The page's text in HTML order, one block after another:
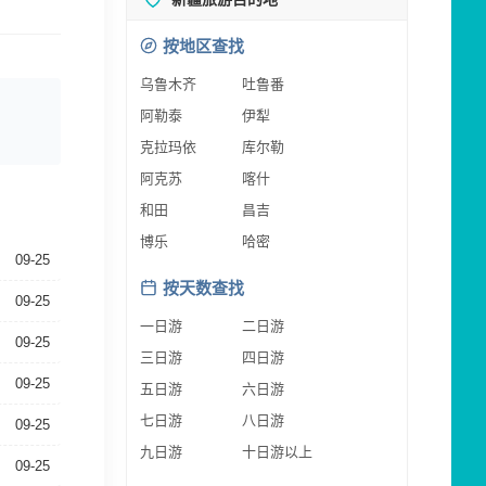
09-25
09-25
09-25
09-25
09-25
09-25
按地区查找
乌鲁木齐
吐鲁番
阿勒泰
伊犁
克拉玛依
库尔勒
阿克苏
喀什
和田
昌吉
博乐
哈密
按天数查找
一日游
二日游
三日游
四日游
五日游
六日游
七日游
八日游
九日游
十日游以上